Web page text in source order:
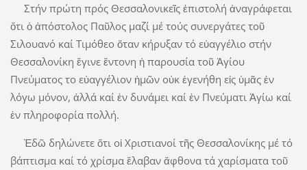
Στήν πρώτη πρός Θεσσαλονικεῖς ἐπιστολή ἀναγράφεται
ὅτι ὁ ἀπόστολος Παῦλος μαζί μέ τούς συνεργάτες τοῦ
Σιλουανό καί Τιμόθεο ὅταν κήρυξαν τό εὐαγγέλιο στήν
Θεσσαλονίκη ἔγινε ἔντονη ἡ παρουσία τοῦ Ἁγίου
Πνεύματος το εὐαγγέλιον ἠμῶν οὐκ ἐγενήθη εἰς ὑμᾶς ἐν
λόγω μόνον, ἀλλά καί ἐν δυνάμει καί ἐν Πνεύματι Ἁγίω καί
ἐν πληροφορία πολλή.
Ἐδῶ δηλώνετε ὅτι οἱ Χριστιανοί τῆς Θεσσαλονίκης μέ τό
βάπτισμα καί τό χρίσμα ἔλαβαν ἄφθονα τά χαρίσματα τοῦ